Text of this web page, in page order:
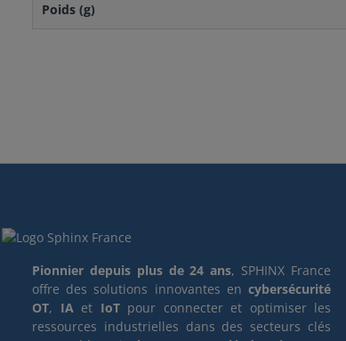
Poids (g)
Pionnier depuis plus de 24 ans, SPHINX France
offre des solutions innovantes en cybersécurité
OT, IA et IoT pour connecter et optimiser les
ressources industrielles dans des secteurs clés